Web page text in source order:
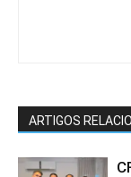
ARTIGOS